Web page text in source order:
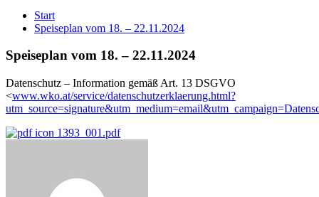
Start
Speiseplan vom 18. – 22.11.2024
Speiseplan vom 18. – 22.11.2024
Datenschutz – Information gemäß Art. 13 DSGVO
<www.wko.at/service/datenschutzerklaerung.html?
1393_001.pdf